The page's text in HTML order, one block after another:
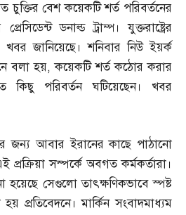
চুক্তির বেশ কয়েকটি শর্ত পরিবর্তনের
ডনাল্ড ট্রাম্প। যুক্তরাষ্ট্রের
জানিয়েছে। শনিবার নিউ ইয়র্ক
বলা হয়,কয়েকটি শর্ত কঠোর করার
কিছু পরিবর্তন ঘটিয়েছেন। খবর
জন্য আবার ইরানের কাছে পাঠানো
প্রক্রিয়া সস্পর্কে অবগত কর্মকর্তারা।
সেগুলো তাৎক্ষণিকভাবে স্পষ্ট
প্রতিবেদনে। মার্কিন সংবাদমাধ্যম